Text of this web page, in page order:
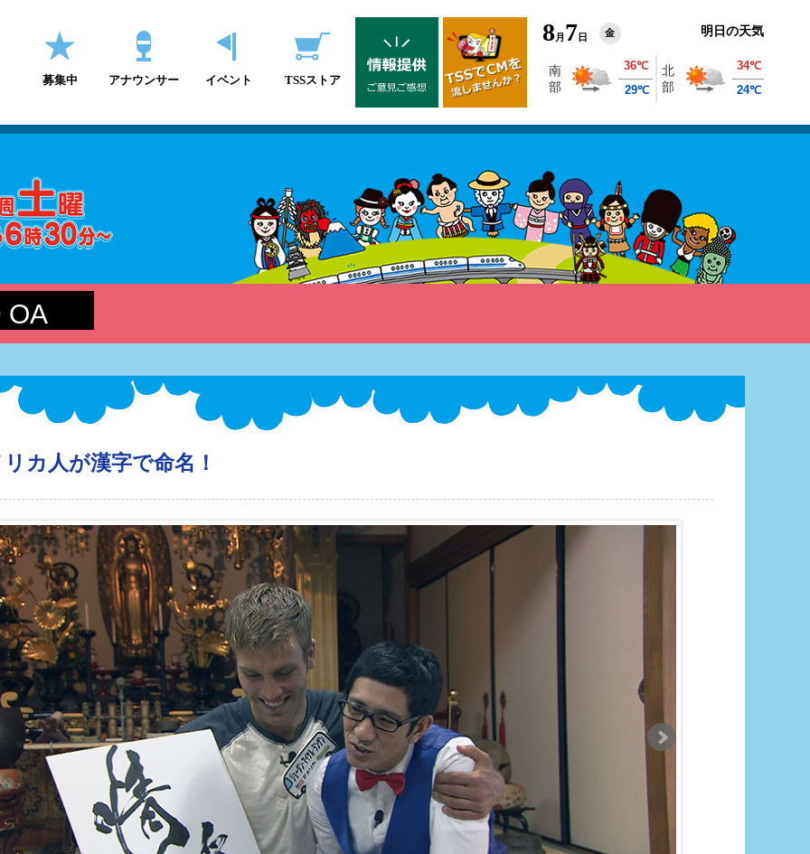
募集中 アナウンサー イベント TSSストア
8 月 7 日 金 明日の天気
OA
カ人が漢字で命名！